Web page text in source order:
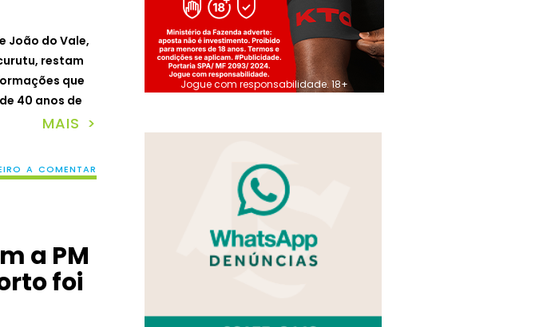
João do Vale,
restam
que
40 anos de
MAIS >
A COMENTAR
a PM
foi
Jogue com responsabilidade. 18+